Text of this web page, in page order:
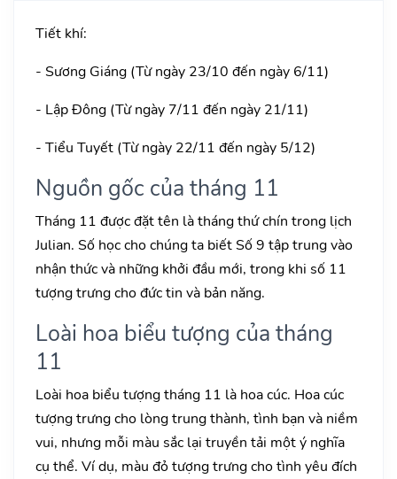
Tiết khí:
- Sương Giáng (Từ ngày 23/10 đến ngày 6/11)
- Lập Đông (Từ ngày 7/11 đến ngày 21/11)
- Tiểu Tuyết (Từ ngày 22/11 đến ngày 5/12)
Nguồn gốc của tháng 11
Tháng 11 được đặt tên là tháng thứ chín trong lịch
Julian. Số học cho chúng ta biết Số 9 tập trung vào
nhận thức và những khởi đầu mới, trong khi số 11
tượng trưng cho đức tin và bản năng.
Loài hoa biểu tượng của tháng
11
Loài hoa biểu tượng tháng 11 là hoa cúc. Hoa cúc
tượng trưng cho lòng trung thành, tình bạn và niềm
vui, nhưng mỗi màu sắc lại truyền tải một ý nghĩa
cụ thể. Ví dụ, màu đỏ tượng trưng cho tình yêu đích